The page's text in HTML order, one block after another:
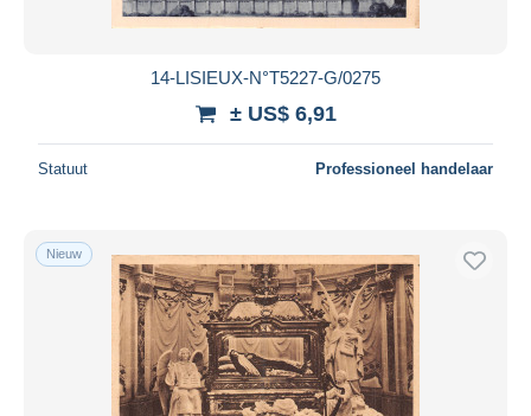
14-LISIEUX-N°T5227-G/0275
± US$ 6,91
Statuut Professioneel handelaar
Nieuw